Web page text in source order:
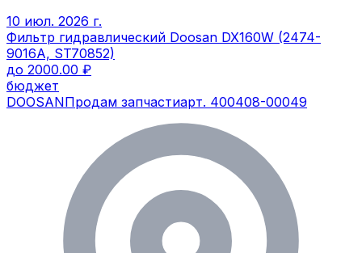
10 июл. 2026 г.
Фильтр гидравлический Doosan DX160W (2474-
9016A, ST70852)
до 2000.00 ₽
бюджет
DOOSANПродам запчастиарт. 400408-00049